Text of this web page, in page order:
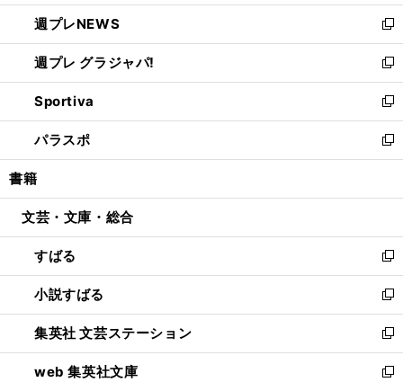
開
く
ウ
で
開
く
ン
ド
ウ
で
開
く
し
い
ウ
ィ
ン
ド
ウ
で
開
週プレNEWS
新
し
い
ウ
ィ
ン
ド
ウ
開
週プレ グラジャパ!
新
し
い
ウ
ィ
ン
ウ
開
く
Sportiva
新
し
い
ウ
ン
ウ
で
開
く
パラスポ
新
し
ウ
ン
ド
ウ
で
開
く
書籍
文芸・文庫・総合
すばる
新
し
い
ウ
ィ
ン
ド
小説すばる
新
し
い
ウ
ィ
集英社 文芸ステーション
新
し
い
web 集英社文庫
新